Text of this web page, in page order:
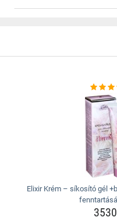
Elixir Krém – síkosító gél